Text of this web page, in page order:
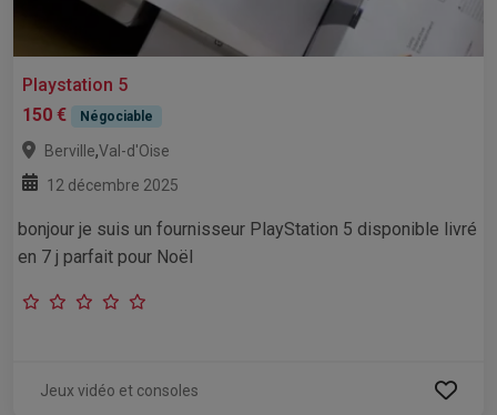
Playstation 5
150 €
Négociable
Berville,Val-d'Oise
12 décembre 2025
bonjour je suis un fournisseur PlayStation 5 disponible livré
en 7 j parfait pour Noël
Jeux vidéo et consoles